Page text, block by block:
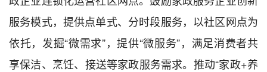
服务模式，提供点单式、分时段服务，以社区网点为
依托，发掘“微需求”，提供“微服务”，满足消费者共
享保洁、烹饪、接送等家政服务需求。推动“家政+养